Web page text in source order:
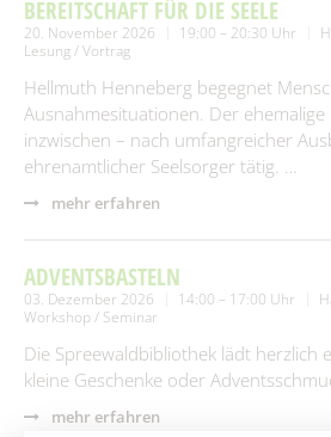
BEREITSCHAFT FÜR DIE SEELE
20. November 2026 19:00 – 20:30 Uhr
Lesung / Vortrag
Hellmuth Henneberg begegnet
Ausnahmesituationen. Der
inzwischen – nach umfangreicher
ehrenamtlicher Seelsorger tätig. …
mehr erfahren
ADVENTSBASTELN
03. Dezember 2026 14:00 – 17:00 Uhr
Workshop / Seminar
Die Spreewaldbibliothek lädt herzlich
kleine Geschenke oder
mehr erfahren